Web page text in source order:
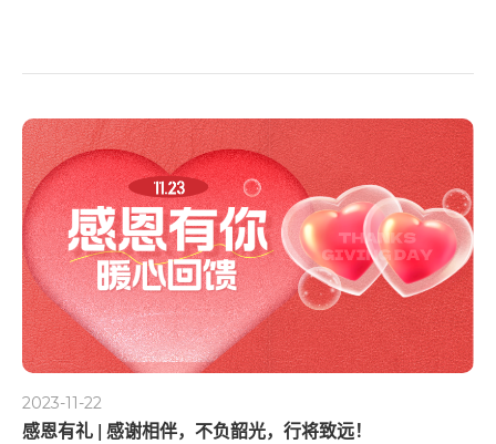
2023-11-22
感恩有礼 | 感谢相伴，不负韶光，行将致远！